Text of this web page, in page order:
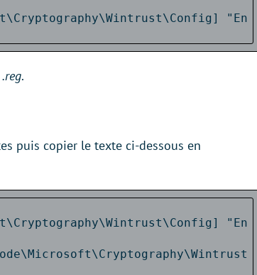
"En
.reg.
puis copier le texte ci-dessous en
"En